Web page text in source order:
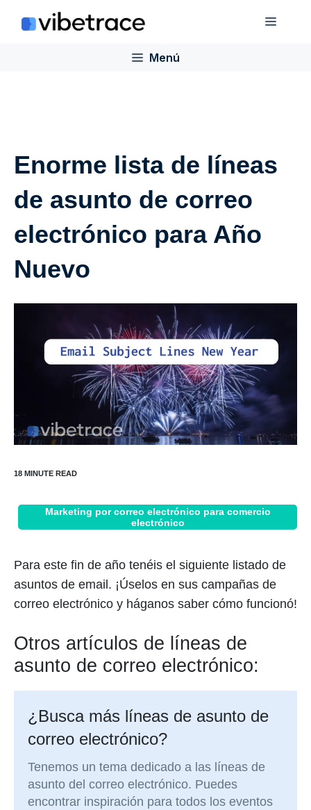
Menú
Menú
Enorme lista de líneas
de asunto de correo
electrónico para Año
Nuevo
Marketing por correo electrónico para comercio
electrónico
Para este fin de año tenéis el siguiente listado de
asuntos de email. ¡Úselos en sus campañas de
correo electrónico y háganos saber cómo funcionó!
Otros artículos de líneas de
asunto de correo electrónico:
¿Busca más líneas de asunto de
correo electrónico?
Tenemos un tema dedicado a las líneas de
asunto del correo electrónico. Puedes
encontrar inspiración para todos los eventos